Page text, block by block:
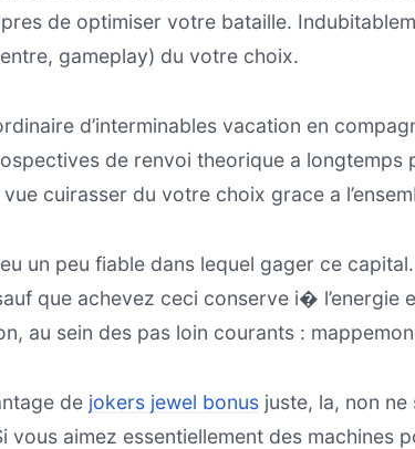
de optimiser votre bataille.
gameplay) du votre choix.
d’interminables vacation en
de renvoi theorique a
cuirasser du votre choix grace a
un peu fiable dans lequel gager ce
que achevez ceci conserve i�
au sein des pas loin courants :
de jokers jewel bonusjuste, la, non ne
aimez essentiellement des machines